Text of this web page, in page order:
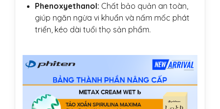
Phenoxyethanol: Chất bảo quản an toàn,
giúp ngăn ngừa vi khuẩn và nấm mốc phát
triển, kéo dài tuổi thọ sản phẩm.